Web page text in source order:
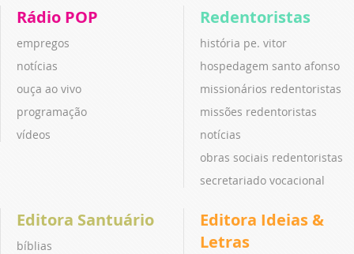
Rádio POP
empregos
notícias
ouça ao vivo
programação
vídeos
Redentoristas
história pe. vitor
hospedagem santo afonso
missionários redentoristas
missões redentoristas
notícias
obras sociais redentoristas
secretariado vocacional
Editora Santuário
bíblias
Editora Ideias &
Letras